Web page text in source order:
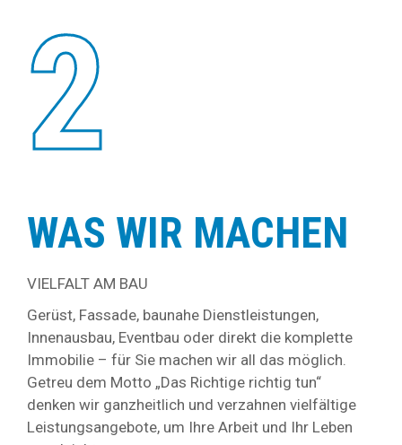
2
WAS WIR MACHEN
VIELFALT AM BAU
Gerüst, Fassade, baunahe Dienstleistungen,
Innenausbau, Eventbau oder direkt die komplette
Immobilie – für Sie machen wir all das möglich.
Getreu dem Motto „Das Richtige richtig tun“
denken wir ganzheitlich und verzahnen vielfältige
Leistungsangebote, um Ihre Arbeit und Ihr Leben